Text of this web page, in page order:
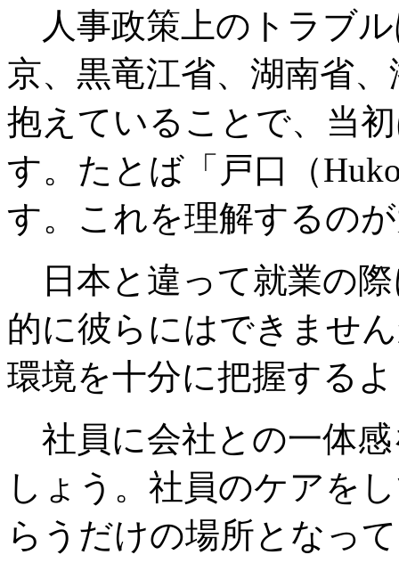
人事政策上のトラブ
京、黒竜江省、湖南省
抱えていることで、当
す。たとば「戸口（
す。これを理解するの
日本と違って就業の
的に彼らにはできませ
環境を十分に把握する
社員に会社との一体
しょう。社員のケアを
らうだけの場所となっ